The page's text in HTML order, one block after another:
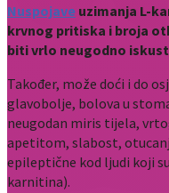
Nuspojave uzimanja L-
krvnog pritiska i broja
biti vrlo neugodno
Također, može doći i do
glavobolje, bolova u
neugodan miris tijela,
apetitom, slabost,
epileptične kod ljudi koji
karnitina).